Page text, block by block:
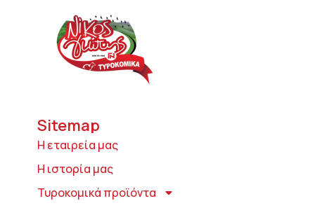
Sitemap
Η εταιρεία μας
Η ιστορία μας
Τυροκομικά προϊόντα